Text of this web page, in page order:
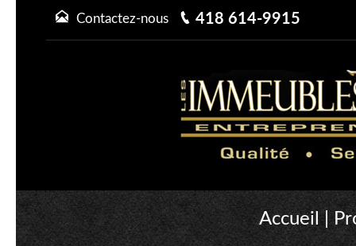
Contactez-nous 418 614-9915
Accueil |